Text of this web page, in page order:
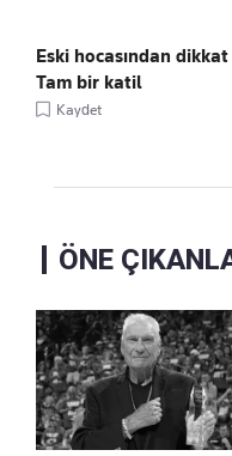
Eski hocasından
Tam bir katil
Kaydet
ÖNE